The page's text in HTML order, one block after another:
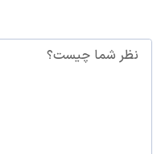
نظر شما چیست؟